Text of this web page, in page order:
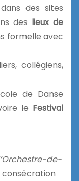
des sites
des lieux de
formelle avec
collégiens,
de Danse
le Festival
de-
consécration